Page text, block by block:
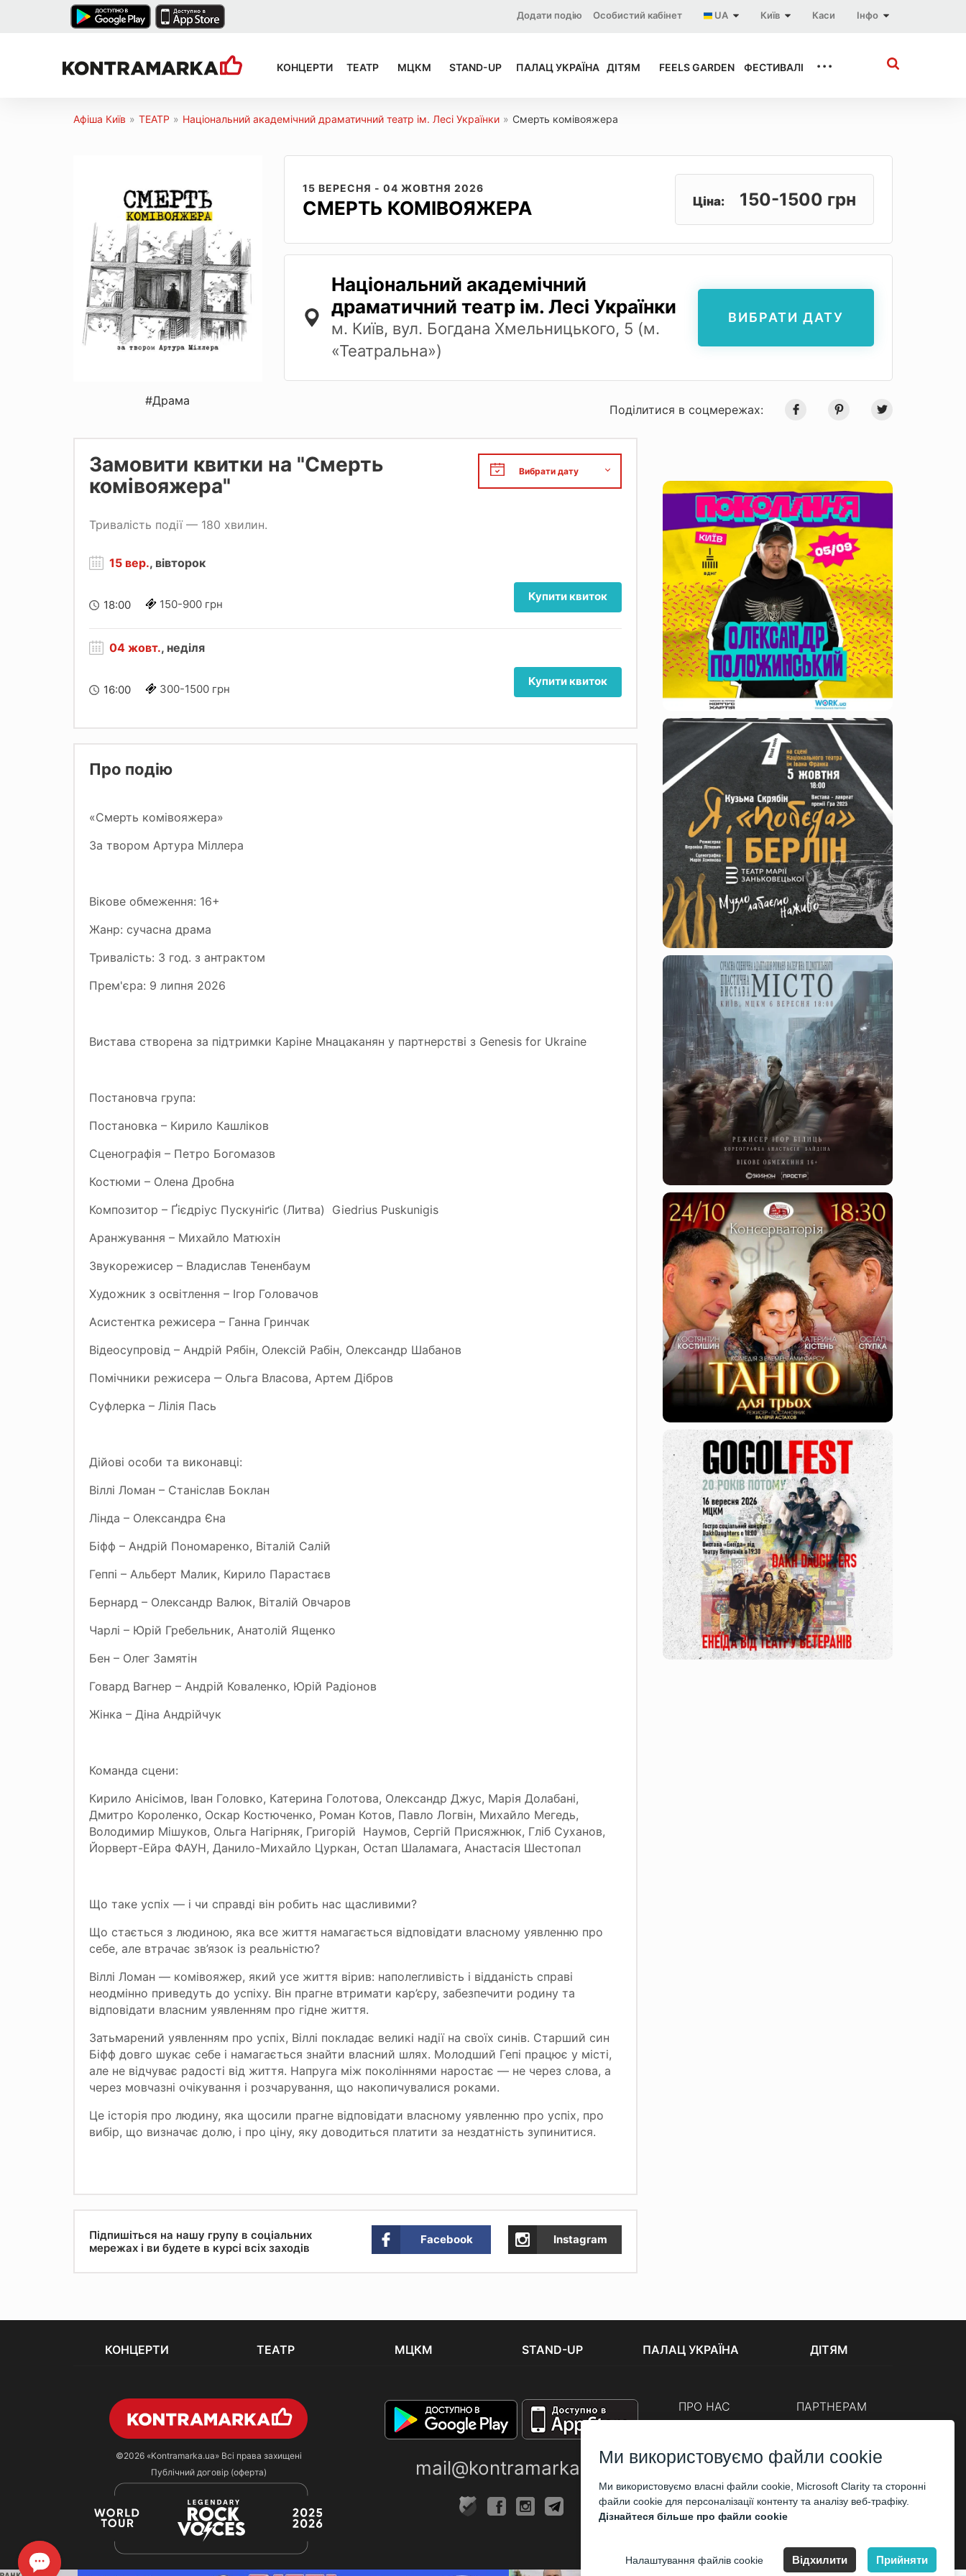
Інфо
Каси
Київ
UA
Особистий кабінет
Додати подію
КОНЦЕРТИ ТЕАТР МЦКМ STAND-UP ПАЛАЦ УКРАЇНА ДІТЯМ FEELS GARDEN ФЕСТИВАЛІ ...
Афіша Київ » ТЕАТР » Національний академічний драматичний театр ім. Лесі Українки » Смерть комівояжера
#Драма
15 ВЕРЕСНЯ - 04 ЖОВТНЯ 2026
СМЕРТЬ КОМІВОЯЖЕРА Ціна: 150-1500 грн
Національний академічний
драматичний театр ім. Лесі Українки
м. Київ, вул. Богдана Хмельницького, 5 (м.
«Театральна»)
ВИБРАТИ ДАТУ
Поділитися в соцмережах:
Замовити квитки на "Смерть
комівояжера"
Тривалість події — 180 хвилин.
15 вер., вівторок
18:00 150-900 грн
Купити квиток
04 жовт., неділя
16:00 300-1500 грн
Купити квиток
Про подію
«Смерть комівояжера»
За твором Артура Міллера
Вікове обмеження: 16+
Жанр: сучасна драма
Тривалість: 3 год. з антрактом
Прем'єра: 9 липня 2026
Вистава створена за підтримки Каріне Мнацаканян у партнерстві з Genesis for Ukraine
Постановча група:
Постановка – Кирило Кашліков
Сценографія – Петро Богомазов
Костюми – Олена Дробна
Композитор – Ґієдріус Пускуніґіс (Литва) Giedrius Puskunigis
Аранжування – Михайло Матюхін
Звукорежисер – Владислав Тененбаум
Художник з освітлення – Ігор Головачов
Асистентка режисера – Ганна Гринчак
Відеосупровід – Андрій Рябін, Олексій Рабін, Олександр Шабанов
Помічники режисера ‒ Ольга Власова, Артем Дібров
Суфлерка – Лілія Пась
Дійові особи та виконавці:
Віллі Ломан – Станіслав Боклан
Лінда – Олександра Єна
Біфф – Андрій Пономаренко, Віталій Салій
Геппі – Альберт Малик, Кирило Парастаєв
Бернард – Олександр Валюк, Віталій Овчаров
Чарлі – Юрій Гребельник, Анатолій Ященко
Бен – Олег Замятін
Говард Вагнер – Андрій Коваленко, Юрій Радіонов
Жінка – Діна Андрійчук
Команда сцени:
Кирило Анісімов, Іван Головко, Катерина Голотова, Олександр Джус, Марія Долабані,
Дмитро Короленко, Оскар Костюченко, Роман Котов, Павло Логвін, Михайло Мегедь,
Володимир Мішуков, Ольга Нагірняк, Григорій Наумов, Сергій Присяжнюк, Гліб Суханов,
Йорверт-Ейра ФАУН, Данило-Михайло Цуркан, Остап Шаламага, Анастасія Шестопал
Що таке успіх — і чи справді він робить нас щасливими?
Що стається з людиною, яка все життя намагається відповідати власному уявленню про
себе, але втрачає зв’язок із реальністю?
Віллі Ломан — комівояжер, який усе життя вірив: наполегливість і відданість справі
неодмінно приведуть до успіху. Він прагне втримати кар’єру, забезпечити родину та
відповідати власним уявленням про гідне життя.
Затьмарений уявленням про успіх, Віллі покладає великі надії на своїх синів. Старший син
Біфф довго шукає себе і намагається знайти власний шлях. Молодший Гепі працює у місті,
але не відчуває радості від життя. Напруга між поколіннями наростає — не через слова, а
через мовчазні очікування і розчарування, що накопичувалися роками.
Це історія про людину, яка щосили прагне відповідати власному уявленню про успіх, про
вибір, що визначає долю, і про ціну, яку доводиться платити за нездатність зупинитися.
Підпишіться на нашу групу в соціальних
мережах і ви будете в курсі всіх заходів
Facebook Instagram
КОНЦЕРТИ ТЕАТР МЦКМ STAND-UP ПАЛАЦ УКРАЇНА ДІТЯМ
©2026 «Kontramarka.ua»Всі права захищені
Публічний договір (оферта)
mail@kontramarka.ua
ПРО НАС ПАРТНЕРАМ
Корпоративним клієнтам
Ми використовуємо файли cookie
Ми використовуємо власні файли cookie, Microsoft Clarity та сторонні
файли cookie для персоналізації контенту та аналізу веб-трафіку.
Дізнайтеся більше про файли cookie
Налаштування файлів cookie Відхилити Прийняти